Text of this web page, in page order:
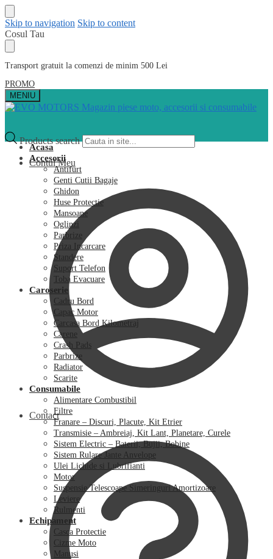
Skip to navigation Skip to content
Cosul Tau
Transport gratuit la comenzi de minim 500 Lei
PROMO
MENIU
Products search
Contul Meu
Contact
Acasa
Accesorii
Antifurt
Genti Cutii Bagaje
Ghidon
Huse Protectie
Mansoane
Oglinzi
Parbrize
Priza Incarcare
Standere
Suport Telefon
Toba Evacuare
Caroserie
Cadru Bord
Capac Motor
Carcasa Bord Kilometraj
Carene
Crash Pads
Parbrize
Radiator
Scarite
Consumabile
Alimentare Combustibil
Filtre
Franare – Discuri, Placute, Kit Etrier
Transmisie – Ambreiaj, Kit Lant, Planetare, Curele
Sistem Electric – Baterii, Bujii, Bobine
Sistem Rulare Jante Anvelope
Ulei Lichide si Lubrifianti
Motor
Suspensie Telescoape Simeringuri Amortizoare
Leviere
Rulmenti
Echipament
Casca Protectie
Cizme Moto
Manusi